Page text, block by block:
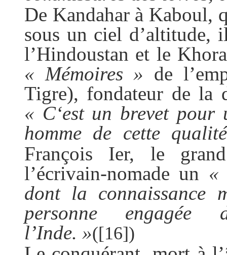
De Kandahar à Kaboul,
sous un ciel d’altitude,
l’Hindoustan et le
« Mémoires » de
Tigre), fondateur de la
« C‘est un brevet pour
homme de cette
François Ier, le
l’écrivain-nomade un «
dont la connaissance
personne
l’Inde. »([16])